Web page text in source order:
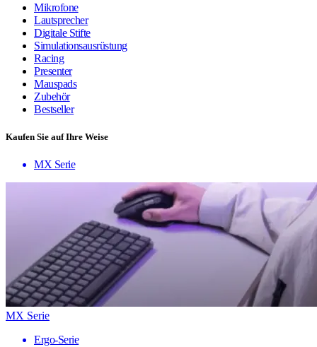
Mikrofone
Lautsprecher
Digitale Stifte
Simulationsausrüstung
Racing
Presenter
Mauspads
Zubehör
Bestseller
Kaufen Sie auf Ihre Weise
MX Serie
MX Serie
Ergo-Serie